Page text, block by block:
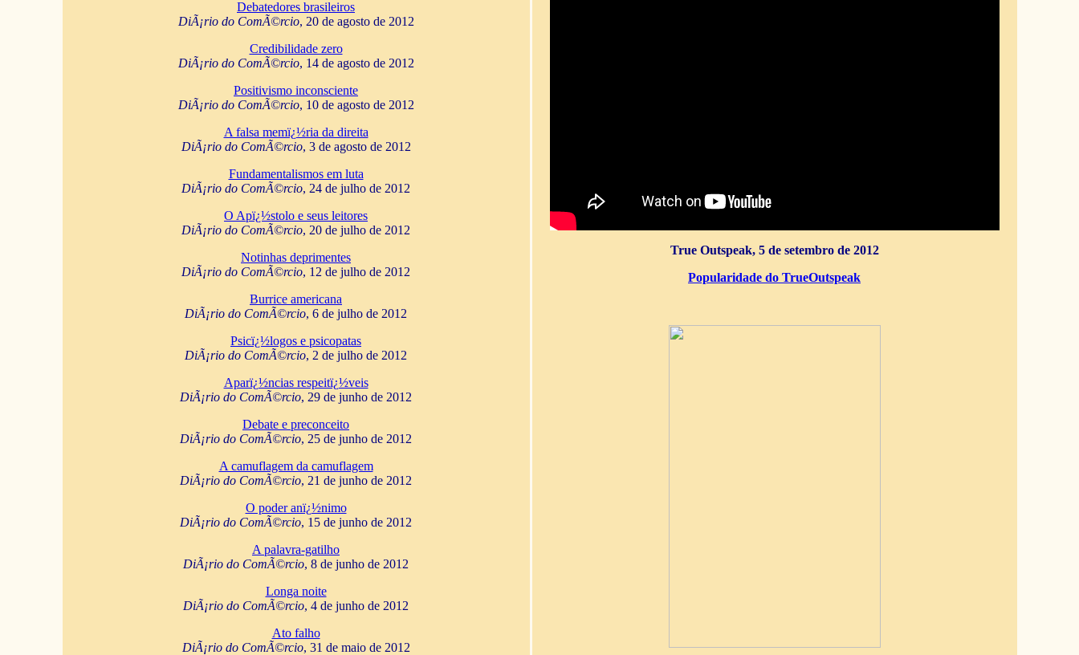
Debatedores brasileiros
DiÃ¡rio do ComÃ©rcio, 20 de agosto de 2012
Credibilidade zero
DiÃ¡rio do ComÃ©rcio, 14 de agosto de 2012
Positivismo inconsciente
DiÃ¡rio do ComÃ©rcio, 10 de agosto de 2012
A falsa memï¿½ria da direita
DiÃ¡rio do ComÃ©rcio, 3 de agosto de 2012
Fundamentalismos em luta
DiÃ¡rio do ComÃ©rcio, 24 de julho de 2012
O Apï¿½stolo e seus leitores
DiÃ¡rio do ComÃ©rcio, 20 de julho de 2012
Notinhas deprimentes
DiÃ¡rio do ComÃ©rcio, 12 de julho de 2012
Burrice americana
DiÃ¡rio do ComÃ©rcio, 6 de julho de 2012
Psicï¿½logos e psicopatas
DiÃ¡rio do ComÃ©rcio, 2 de julho de 2012
Aparï¿½ncias respeitï¿½veis
DiÃ¡rio do ComÃ©rcio, 29 de junho de 2012
Debate e preconceito
DiÃ¡rio do ComÃ©rcio, 25 de junho de 2012
A camuflagem da camuflagem
DiÃ¡rio do ComÃ©rcio, 21 de junho de 2012
O poder anï¿½nimo
DiÃ¡rio do ComÃ©rcio, 15 de junho de 2012
A palavra-gatilho
DiÃ¡rio do ComÃ©rcio, 8 de junho de 2012
Longa noite
DiÃ¡rio do ComÃ©rcio, 4 de junho de 2012
Ato falho
DiÃ¡rio do ComÃ©rcio, 31 de maio de 2012
True Outspeak, 5 de setembro de 2012
Popularidade do TrueOutspeak